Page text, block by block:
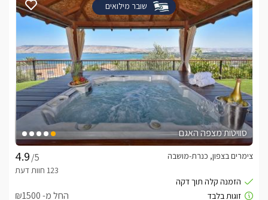
שובר מילואים
סוויטות מצפה האגם
/5
צימרים בצפון, כנרת-מושבה
החל מ- ₪1500